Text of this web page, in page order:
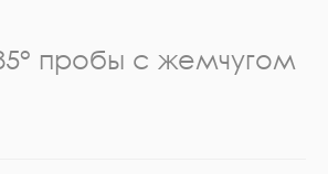
пробы с жемчугом